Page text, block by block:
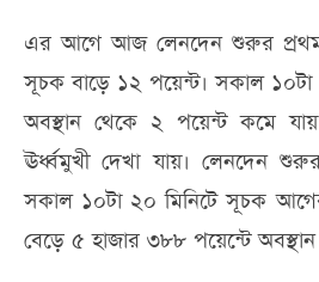
এর আগে আজ লেনদেন শুরুর প্রথম
সূচক বাড়ে ১২ পয়েন্ট। সকাল
অবস্থান থেকে ২ পয়েন্ট কমে
ঊর্ধ্বমুখী দেখা যায়। লেনদেন
সকাল ১০টা ২০ মিনিটে সূচক
বেড়ে ৫ হাজার ৩৮৮ পয়েন্টে